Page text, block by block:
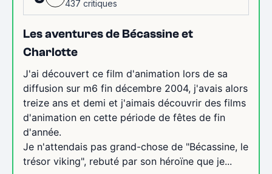
437 critiques
Les aventures de Bécassine et
Charlotte
J'ai découvert ce film d'animation lors de sa
diffusion sur m6 fin décembre 2004, j'avais alors
treize ans et demi et j'aimais découvrir des films
d'animation en cette période de fêtes de fin
d'année.
Je n'attendais pas grand-chose de "Bécassine, le
trésor viking", rebuté par son héroïne que je...